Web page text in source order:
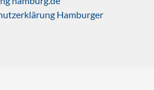
Hamburger